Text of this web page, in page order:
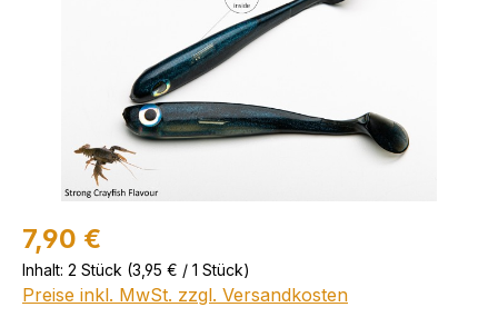
7,90 €
Inhalt: 2 Stück (3,95 € / 1 Stück)
Preise inkl. MwSt. zzgl. Versandkosten